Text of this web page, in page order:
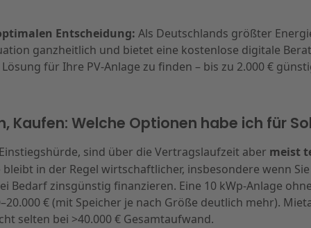
Entscheidung: Als Deutschlands größter
ganzheitlich und bietet eine kostenlose digitale
für Ihre PV-Anlage zu finden – bis zu 2.000 €
Kaufen: Welche Optionen habe ich für
sind über die Vertragslaufzeit aber meist
in der Regel wirtschaftlicher, insbesondere wenn Sie
Bedarf zinsgünstig finanzieren. Eine 10 kWp-Anlage
€ (mit Speicher je nach Größe deutlich mehr).
selten bei >40.000 € Gesamtaufwand.